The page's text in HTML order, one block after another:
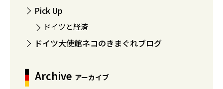
Pick Up
ドイツと経済
ドイツ大使館ネコのきまぐれブログ
Archive アーカイブ